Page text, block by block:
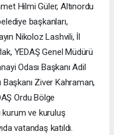
Hilmi Güler, Altınordu
başkanları,
Nikoloz Lashvili, İl
YEDAŞ Genel Müdürü
Odası Başkanı Adil
Ziver Kahraman,
Ordu Bölge
ve kuruluş
vatandaş katıldı.